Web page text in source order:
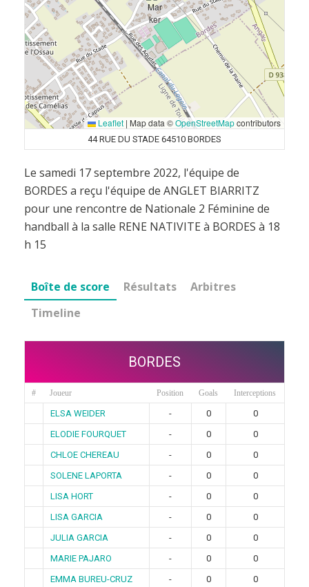
Leaflet | Map data ©OpenStreetMapcontributors
44 RUE DU STADE 64510 BORDES
Le samedi 17 septembre 2022, l'équipe de
BORDES a reçu l'équipe de ANGLET BIARRITZ
pour une rencontre de Nationale 2 Féminine de
handball à la salle RENE NATIVITE à BORDES à 18
h 15
Boîte de score Résultats
Arbitres
Timeline
BORDES
# Joueur Position Goals Interceptions
ELSA WEIDER - 0
0
ELODIE FOURQUET
- 0
0
CHLOE CHEREAU
- 0
0
SOLENE LAPORTA
- 0
0
LISA HORT
- 0
0
LISA GARCIA
- 0
0
JULIA GARCIA
- 0
0
MARIE PAJARO
- 0
0
EMMA BUREU-CRUZ
- 0
0